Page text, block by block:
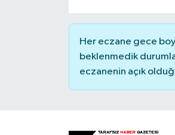
Her eczane gece
beklenmedik
eczanenin açık